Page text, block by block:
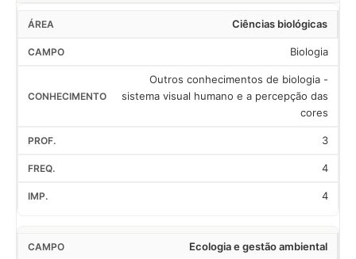
Ciências biológicas
Biologia
Outros conhecimentos de biologia -
sistema visual humano e a percepção das
cores
3
4
4
Ecologia e gestão ambiental